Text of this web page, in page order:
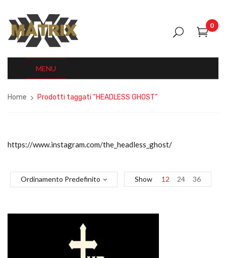
0
MENU
Home Prodotti taggati “HEADLESS GHOST”
https://www.instagram.com/the_headless_ghost/
Ordinamento Predefinito Show 12 24 36